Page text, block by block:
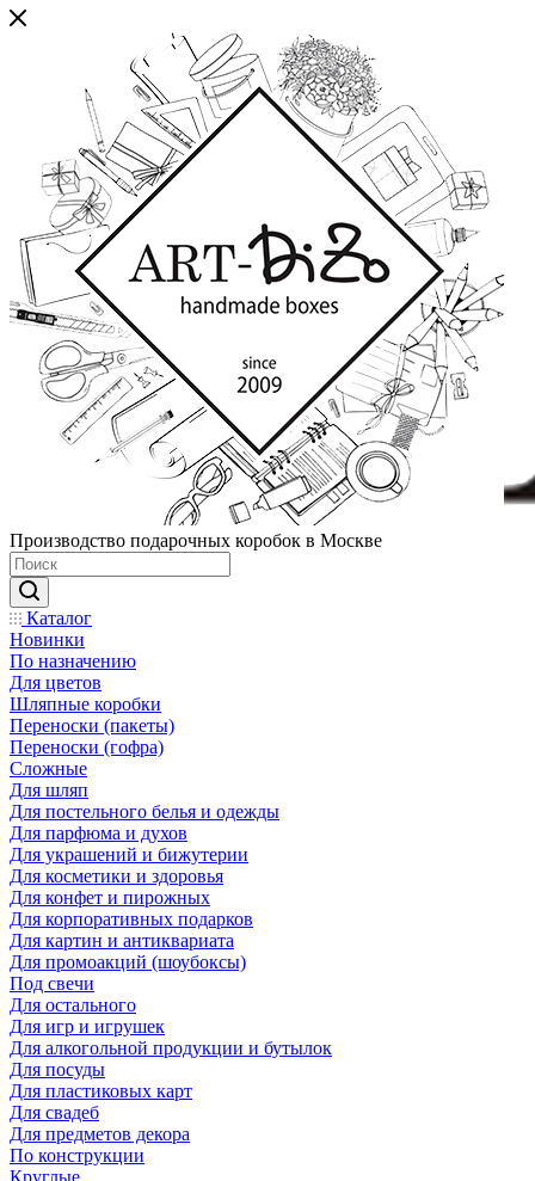
Производство подарочных коробок в Москве
Каталог
Новинки
По назначению
Для цветов
Шляпные коробки
Переноски (пакеты)
Переноски (гофра)
Сложные
Для шляп
Для постельного белья и одежды
Для парфюма и духов
Для украшений и бижутерии
Для косметики и здоровья
Для конфет и пирожных
Для корпоративных подарков
Для картин и антиквариата
Для промоакций (шоубоксы)
Под свечи
Для остального
Для игр и игрушек
Для алкогольной продукции и бутылок
Для посуды
Для пластиковых карт
Для свадеб
Для предметов декора
По конструкции
Круглые